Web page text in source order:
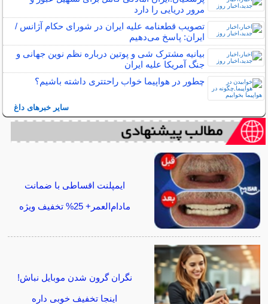
مرور دریایی را دارد
تصویب قطعنامه علیه ایران در شورای حکام آژانس /
ایران: پاسخ می‌دهیم
بیانیه مشترک شی و پوتین درباره نظم نوین جهانی و
جنگ آمریکا علیه ایران
چطور در هواپیما خواب راحتتری داشته باشیم؟
سایر خبرهای داغ
ایمپلنت اقساطی با ضمانت
مادام‌العمر+ 25% تخفیف ویژه
نگران گرون شدن موبایل نباش!
اینجا تخفیف خوبی داره